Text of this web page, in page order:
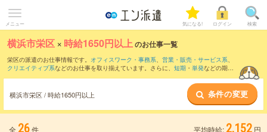
メニュー 気になる! ログイン 検索
横浜市栄区 × 時給1650円以上のお仕事一覧
栄区の派遣のお仕事情報です。 オフィスワーク・事務系、 営業・販売・サービス系、
クリエイティブ系などのお仕事を取り揃えています。さらに、 短期 ・ 単発などの期間
横浜市栄区 / 時給1650円以上 条件の変更
全 26件 平均時給: 2,152 円